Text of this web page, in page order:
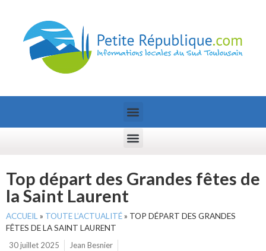
Top départ des Grandes fêtes de
la Saint Laurent
ACCUEIL » TOUTE L’ACTUALITÉ» TOP DÉPART DES GRANDES
FÊTES DE LA SAINT LAURENT
30 juillet 2025
Jean Besnier